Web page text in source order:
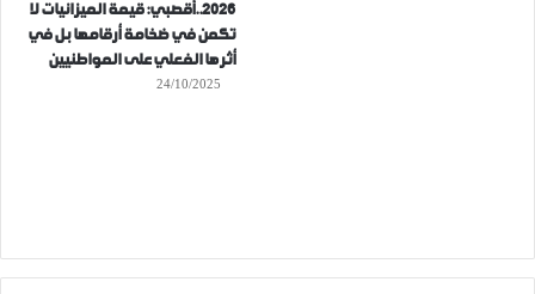
2026..أقصبي: قيمة الميزانيات لا
تكمن في ضخامة أرقامها بل في
أثرها الفعلي على المواطنيين
24/10/2025